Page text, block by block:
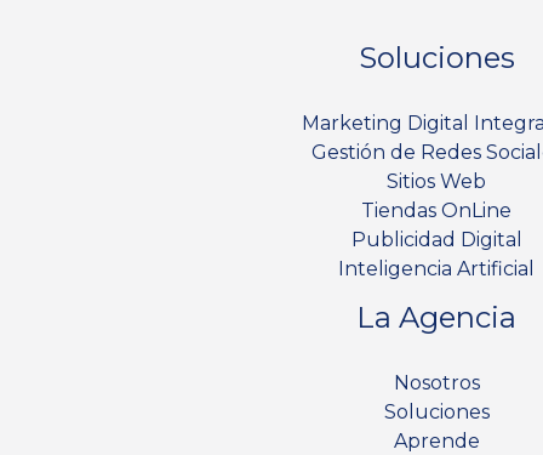
Soluciones
Marketing Digital
Gestión de Redes
Sitios Web
Tiendas OnLine
Publicidad Digital
Inteligencia Artificial
La Agencia
Nosotros
Soluciones
Aprende